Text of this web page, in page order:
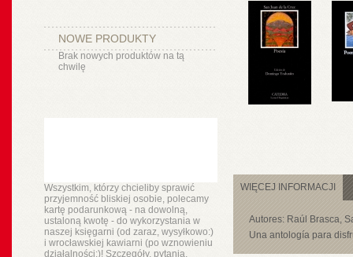
NOWE PRODUKTY
Brak nowych produktów na tą
chwilę
Wszystkim, którzy chcieliby sprawić
przyjemność bliskiej osobie, polecamy
kartę podarunkową - na dowolną,
ustaloną kwotę - do wykorzystania w
naszej księgarni (od zaraz, wysyłkowo:)
i wrocławskiej kawiarni (po wznowieniu
działalności:)! Szczegóły, pytania,
WIĘCEJ INFORMACJI
Autores: Raúl Brasca,
Una antología para